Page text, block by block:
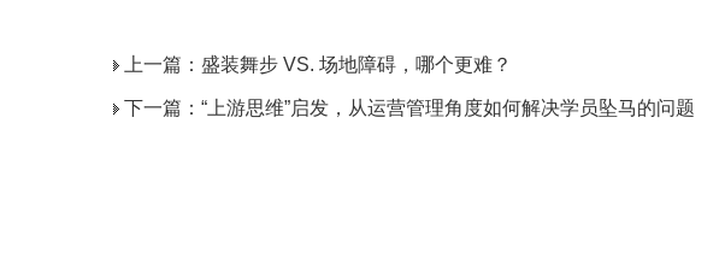
上一篇： 盛装舞步 VS. 场地障碍，哪个更难？
下一篇： “上游思维”启发，从运营管理角度如何解决学员坠马的问题